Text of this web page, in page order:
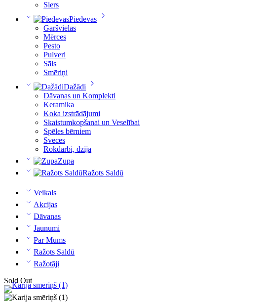
Siers
Piedevas
Garšvielas
Mērces
Pesto
Pulveri
Sāls
Smēriņi
Dažādi
Dāvanas un Komplekti
Keramika
Koka izstrādājumi
Skaistumkopšanai un Veselībai
Spēles bērniem
Sveces
Rokdarbi, dzija
Zupa
Ražots Saldū
Veikals
Akcijas
Dāvanas
Jaunumi
Par Mums
Ražots Saldū
Ražotāji
Sold Out